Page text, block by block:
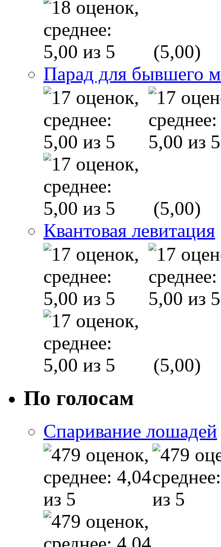
(5,00)
Парад для бывшего
(5,00)
Квантовая левитация
(5,00)
По голосам
Спаривание лошадей